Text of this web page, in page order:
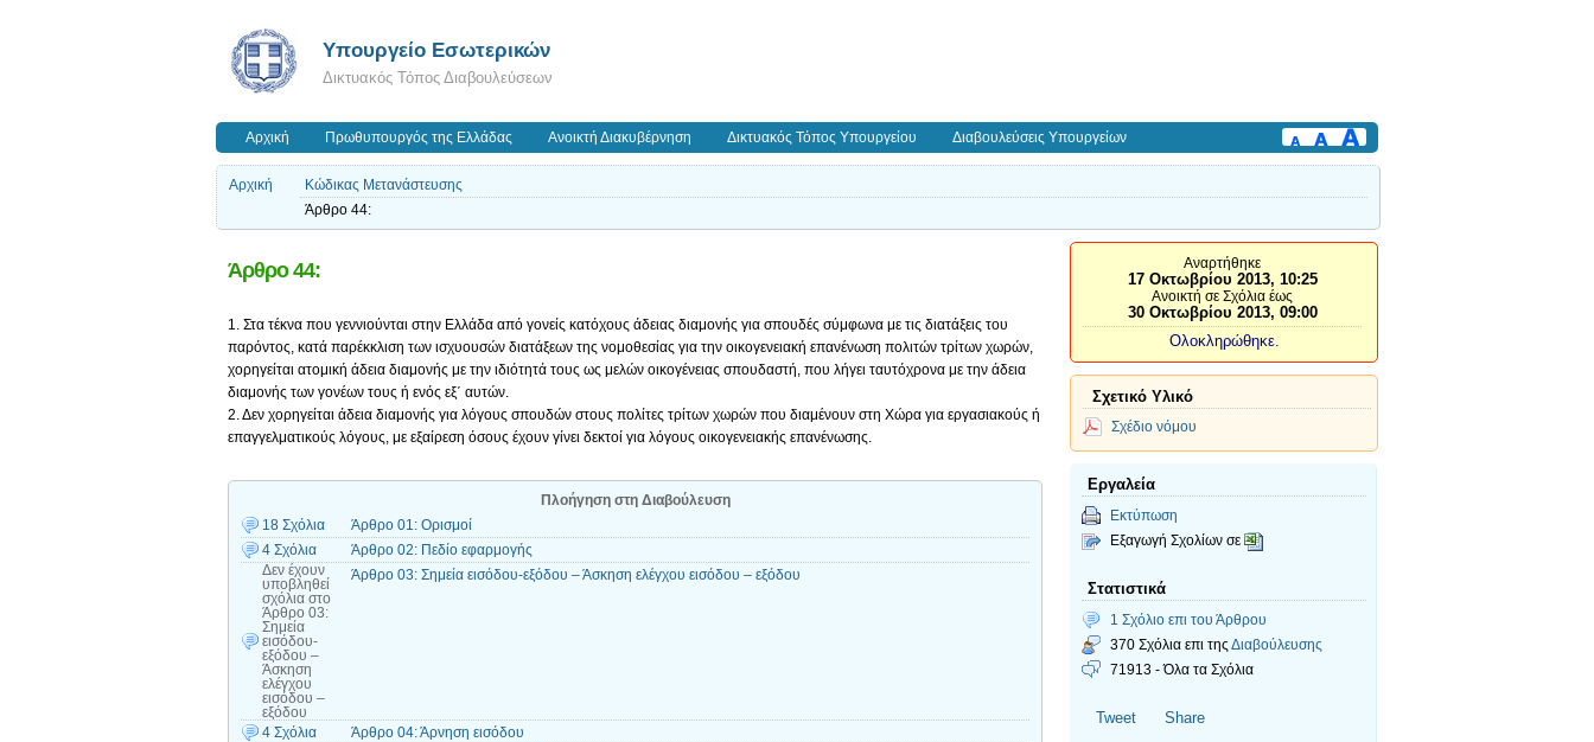
Υπουργείο Εσωτερικών
Δικτυακός Τόπος Διαβουλεύσεων
Αρχική Πρωθυπουργός της Ελλάδας Ανοικτή Διακυβέρνηση Δικτυακός Τόπος Υπουργείου Διαβουλεύσεις Υπουργείων
Αρχική
Κώδικας Μετανάστευσης
Άρθρο 44:
Άρθρο 44:
1. Στα τέκνα που γεννιούνται στην Ελλάδα από γονείς κατόχους άδειας διαμονής για σπουδές σύμφωνα με τις διατάξεις του
παρόντος, κατά παρέκκλιση των ισχυουσών διατάξεων της νομοθεσίας για την οικογενειακή επανένωση πολιτών τρίτων χωρών,
χορηγείται ατομική άδεια διαμονής με την ιδιότητά τους ως μελών οικογένειας σπουδαστή, που λήγει ταυτόχρονα με την άδεια
διαμονής των γονέων τους ή ενός εξ΄ αυτών.
2. Δεν χορηγείται άδεια διαμονής για λόγους σπουδών στους πολίτες τρίτων χωρών που διαμένουν στη Χώρα για εργασιακούς ή
επαγγελματικούς λόγους, με εξαίρεση όσους έχουν γίνει δεκτοί για λόγους οικογενειακής επανένωσης.
Πλοήγηση στη Διαβούλευση
18 Σχόλια
Άρθρο 01: Ορισμοί
4 Σχόλια
Άρθρο 02: Πεδίο εφαρμογής
Δεν έχουν
υποβληθεί
σχόλια στο
Άρθρο 03:
Σημεία
εισόδου-
εξόδου –
Άσκηση
ελέγχου
εισόδου –
εξόδου
Άρθρο 03: Σημεία εισόδου-εξόδου – Άσκηση ελέγχου εισόδου – εξόδου
4 Σχόλια
Άρθρο 04: Άρνηση εισόδου
Αναρτήθηκε
17 Οκτωβρίου 2013, 10:25
Ανοικτή σε Σχόλια έως
30 Οκτωβρίου 2013, 09:00
Ολοκληρώθηκε.
Σχετικό Υλικό
Σχέδιο νόμου
Εργαλεία
Εκτύπωση
Εξαγωγή Σχολίων σε
Στατιστικά
1 Σχόλιο επι του Άρθρου
370 Σχόλια επι της Διαβούλευσης
71913 - Όλα τα Σχόλια
Tweet Share